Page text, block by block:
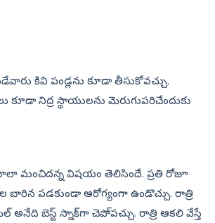
కివి పండ్లను కూడా తీసుకోవచ్చు.
కూడా నిద్ర స్థాయులను మెరుగుపరిచేందుకు
మంచిదన్న విషయం తెలిసిందే. ప్రతి రోజూ
పడకుండా ఆరోగ్యంగా ఉండొచ్చు. రాత్రి
బెస్ట్‌ స్నాక్‌గా చెపొ్పచ్చు. రాత్రి ఆకలి వేస్తే